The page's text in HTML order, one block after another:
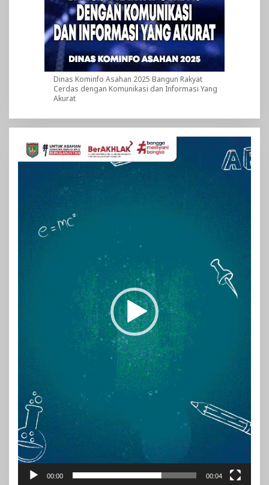
Dinas Kominfo Asahan 2025 Bangun Rakyat
Cerdas dengan Komunikasi dan Informasi Yang
Akurat
Pemutar
Video
00:00 00:04